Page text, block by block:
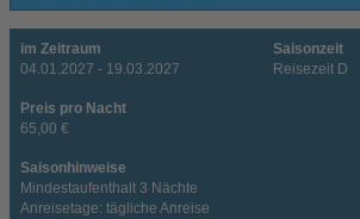
im Zeitraum
04.01.2027 - 19.03.2027
Saisonzeit
Reisezeit D
Preis pro Nacht
65,00 €
Saisonhinweise
Mindestaufenthalt 3 Nächte
Anreisetage: tägliche Anreise